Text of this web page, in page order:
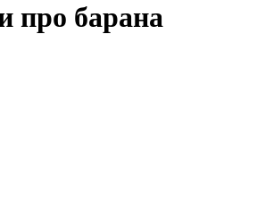
про барана